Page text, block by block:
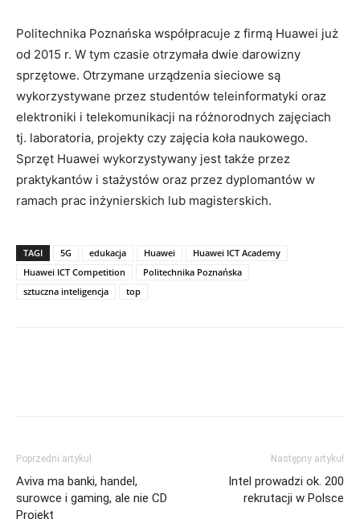
Politechnika Poznańska współpracuje z firmą Huawei już
od 2015 r. W tym czasie otrzymała dwie darowizny
sprzętowe. Otrzymane urządzenia sieciowe są
wykorzystywane przez studentów teleinformatyki oraz
elektroniki i telekomunikacji na różnorodnych zajęciach
tj. laboratoria, projekty czy zajęcia koła naukowego.
Sprzęt Huawei wykorzystywany jest także przez
praktykantów i stażystów oraz przez dyplomantów w
ramach prac inżynierskich lub magisterskich.
TAGI 5G edukacja Huawei
Huawei ICT Academy
Huawei ICT Competition
Politechnika Poznańska
sztuczna inteligencja
top
Poprzedni artykuł
Aviva ma banki, handel,
surowce i gaming, ale nie CD
Projekt
Następny artykuł
Intel prowadzi ok. 200
rekrutacji w Polsce